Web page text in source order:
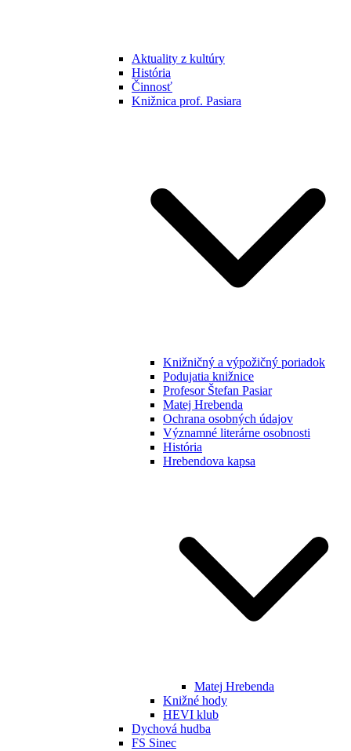
Aktuality z kultúry
História
Činnosť
Knižnica prof. Pasiara
Knižničný a výpožičný poriadok
Podujatia knižnice
Profesor Štefan Pasiar
Matej Hrebenda
Ochrana osobných údajov
Významné literárne osobnosti
História
Hrebendova kapsa
Matej Hrebenda
Knižné hody
HEVI klub
Dychová hudba
FS Sinec